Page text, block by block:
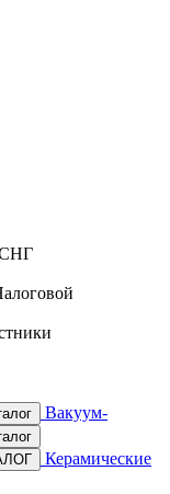
СНГ
Вакуум-
Керамические